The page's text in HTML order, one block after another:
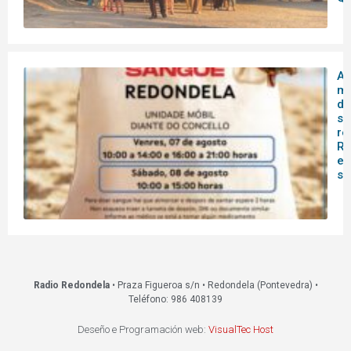
A
Radio Redondela• Praza Figueroa s/n • Redondela (Pontevedra) •
Teléfono: 986 408139
Deseño e Programación web: VisualTec Host